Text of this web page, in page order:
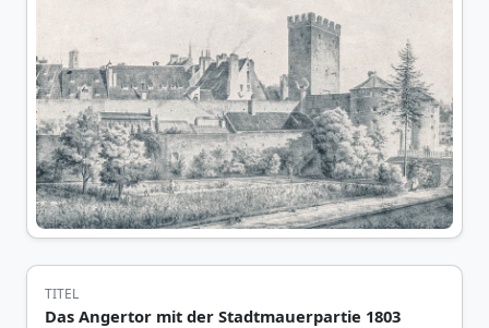
TITEL
Das Angertor mit der Stadtmauerpartie 1803